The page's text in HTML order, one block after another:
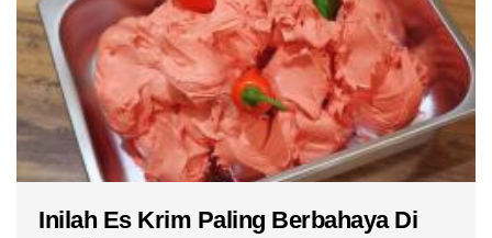
Inilah Es Krim Paling Berbahaya Di